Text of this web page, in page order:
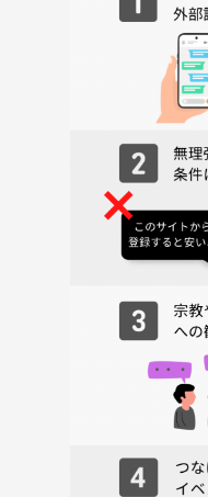
個々人それぞれの状況もあ
ともそれぞれ違うと思います
参加する方の今のお悩みだ
こんなことが話したい、知
ージをくれても大丈夫です！
参加者1人の場合は個人的
有意義な時間にしてみせます
zoom開催予定です！1人の
途中参加とかでもぜひ！
19:00-19:15 自己紹介、テーマ
19:15-21:30 テーマについてお
(テーマ明確に決めずに進ん
反応や顔色わかったほうが